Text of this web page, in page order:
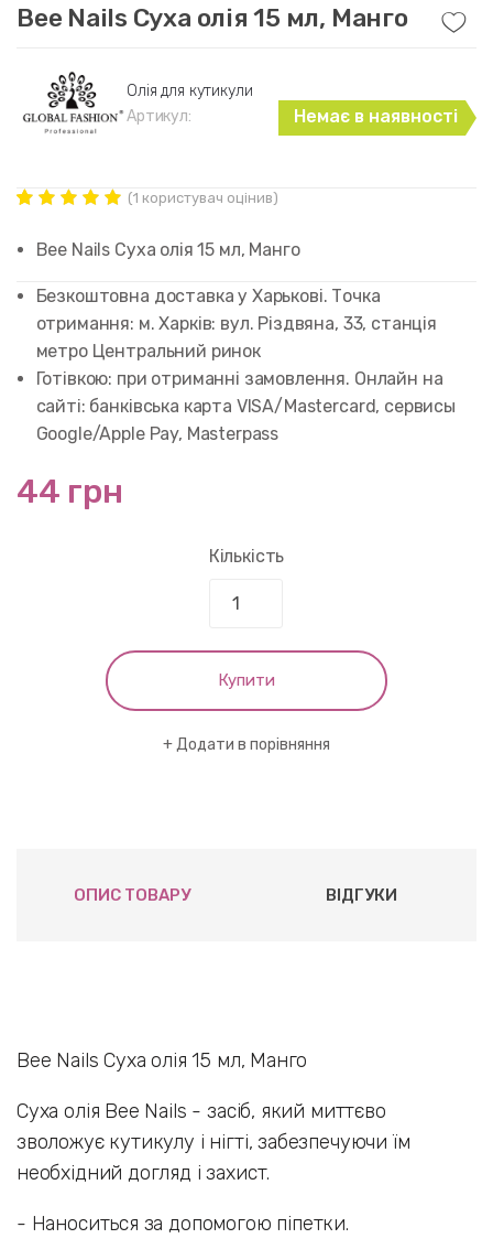
Bee Nails Суха олія 15 мл, Манго
Олія для кутикули
Артикул:
Немає в наявності
5.00
out of
5 based on
rating
(1 користувач оцінив)
Bee Nails Суха олія 15 мл, Манго
Безкоштовна доставка у Харькові. Точка
отримання: м. Харків: вул. Різдвяна, 33, станція
метро Центральний ринок
Готівкою: при отриманні замовлення. Онлайн на
сайті: банківська карта VISA/Mastercard, сервисы
Google/Apple Pay, Masterpass
44 грн
Кількість
Купити
Додати в порівняння
ОПИС ТОВАРУ ВІДГУКИ
Bee Nails Суха олія 15 мл, Манго
Суха олія Bee Nails - засіб, який миттєво
зволожує кутикулу і нігті, забезпечуючи їм
необхідний догляд і захист.
- Наноситься за допомогою піпетки.